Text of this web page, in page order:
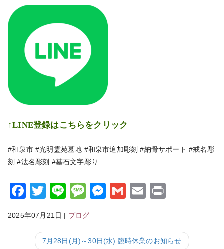
↑LINE登録はこちらをクリック
#和泉市 #光明霊苑墓地 #和泉市追加彫刻 #納骨サポート #戒名彫
刻 #法名彫刻 #墓石文字彫り
Facebook
Twitter
LineMessage
Messenger
GmailEmail
2025年07月21日 | ブログ
7月28日(月)～30日(水) 臨時休業のお知らせ